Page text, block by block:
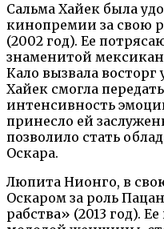
Сальма Хайек была
кинопремии за свою
(2002 год). Ее
знаменитой
Кало вызвала
Хайек смогла
интенсивность
принесло ей
позволило стать
Оскара.
Люпита Нионго, в
Оскаром за роль
рабства» (2013 год).